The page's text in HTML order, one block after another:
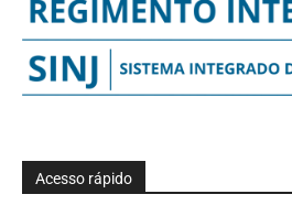
Acesso rápido